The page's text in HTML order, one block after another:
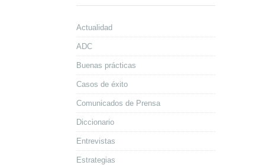
Actualidad
ADC
Buenas prácticas
Casos de éxito
Comunicados de Prensa
Diccionario
Entrevistas
Estrategias